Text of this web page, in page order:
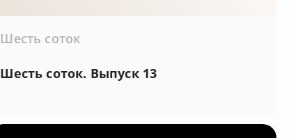
Шесть соток
Шесть соток. Выпуск 13